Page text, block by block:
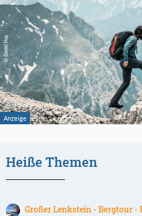
Heiße Themen
Großer Lenkstein - Bergtour -